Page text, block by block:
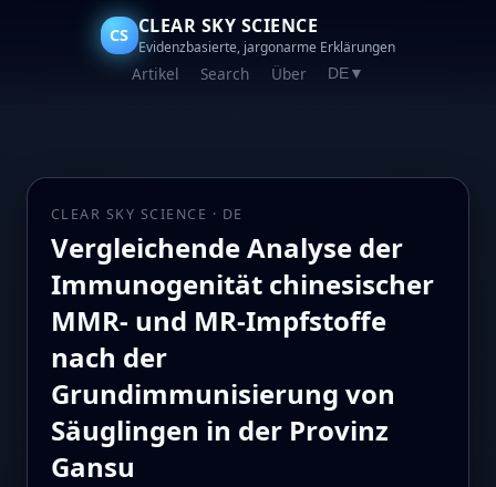
CS CLEAR SKY SCIENCE
Evidenzbasierte, jargonarme Erklärungen
Artikel Search Über DE▼
CLEAR SKY SCIENCE · DE
Vergleichende Analyse der
Immunogenität chinesischer
MMR- und MR-Impfstoffe
nach der
Grundimmunisierung von
Säuglingen in der Provinz
Gansu